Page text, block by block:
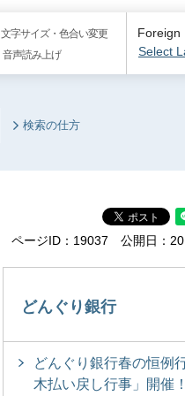
文字サイズ・色合い変更
音声読み上げ
Foreign
Select
検索の仕方
ページID：19037 公開日：
どんぐり銀行
どんぐり銀行春の恒例
木払い戻し行事」開催！